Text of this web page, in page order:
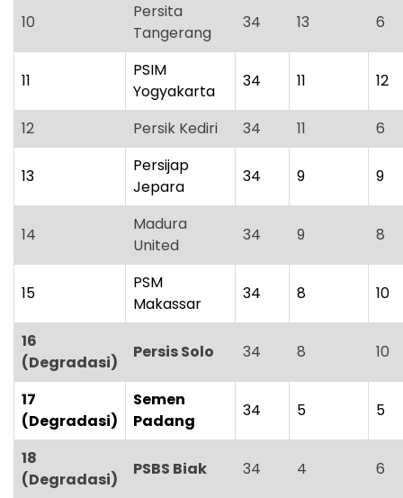
10
Persita
Tangerang
34 13 6
11
PSIM
Yogyakarta
34 11 12
12 Persik Kediri 34 11 6
13
Persijap
Jepara
34 9 9
14
Madura
United
34 9 8
15
PSM
Makassar
34 8 10
16
(Degradasi)
Persis Solo 34 8 10
17
(Degradasi)
Semen
Padang
34 5 5
18
(Degradasi)
PSBS Biak 34 4
6